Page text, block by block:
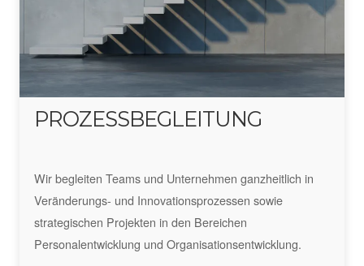
PROZESSBEGLEITUNG
Wir begleiten Teams und Unternehmen ganzheitlich in
Veränderungs- und Innovationsprozessen sowie
strategischen Projekten in den Bereichen
Personalentwicklung und Organisationsentwicklung.